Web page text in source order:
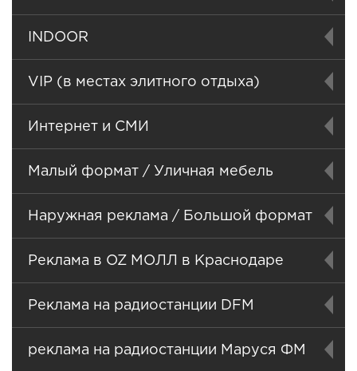
INDOOR
VIP (в местах элитного отдыха)
Интернет и СМИ
Малый формат / Уличная мебель
Наружная реклама / Большой формат
Реклама в OZ МОЛЛ в Краснодаре
Реклама на радиостанции DFM
реклама на радиостанции Маруся ФМ